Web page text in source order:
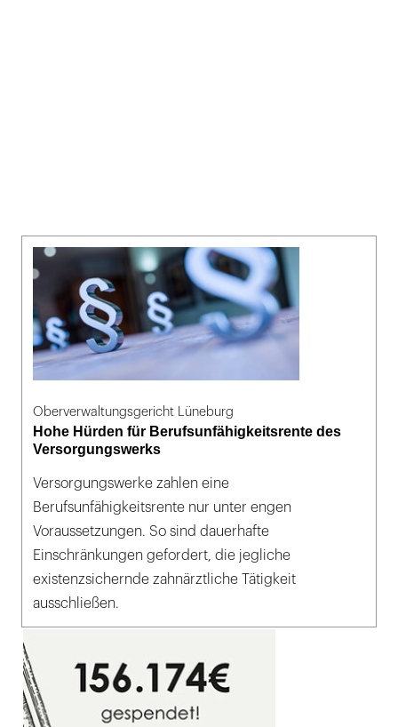
Oberverwaltungsgericht Lüneburg
Hohe Hürden für Berufsunfähigkeitsrente des
Versorgungswerks
Versorgungswerke zahlen eine
Berufsunfähigkeitsrente nur unter engen
Voraussetzungen. So sind dauerhafte
Einschränkungen gefordert, die jegliche
existenzsichernde zahnärztliche Tätigkeit
ausschließen.